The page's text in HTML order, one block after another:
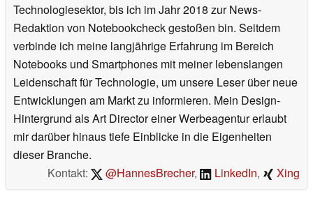
Technologiesektor, bis ich im Jahr 2018 zur News-
Redaktion von Notebookcheck gestoßen bin. Seitdem
verbinde ich meine langjährige Erfahrung im Bereich
Notebooks und Smartphones mit meiner lebenslangen
Leidenschaft für Technologie, um unsere Leser über neue
Entwicklungen am Markt zu informieren. Mein Design-
Hintergrund als Art Director einer Werbeagentur erlaubt
mir darüber hinaus tiefe Einblicke in die Eigenheiten
dieser Branche.
Kontakt:
@HannesBrecher, LinkedIn, Xing